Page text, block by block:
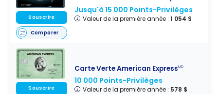
Jusqu'à 15 000 Points-Privilèges
Valeur de la première année : 1 054 $
Souscrire
Comparer
Carte Verte American ExpressMD
10 000 Points-Privilèges
Valeur de la première année : 578 $
Souscrire